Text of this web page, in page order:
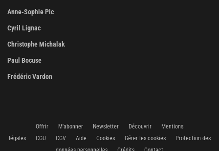
Anne-Sophie Pic
Cyril Lignac
Christophe Michalak
Paul Bocuse
Frédéric Vardon
Offrir M'abonner Newsletter Découvrir
Mentions
légales
CGU CGV Aide Cookies Gérer les cookies
Protection des